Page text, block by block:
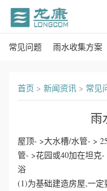
首
关
我
们
常见问题 雨水收集方案
首页 > 新闻资讯 > 常见
雨
屋顶- >大水槽/水管- >
管- >花园或40加在坦克
浴
(1)为基础建造房屋,一定